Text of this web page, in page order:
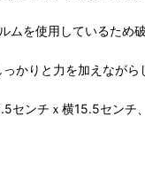
ムを使用しているため
かりと力を加えながら
センチｘ横15.5センチ